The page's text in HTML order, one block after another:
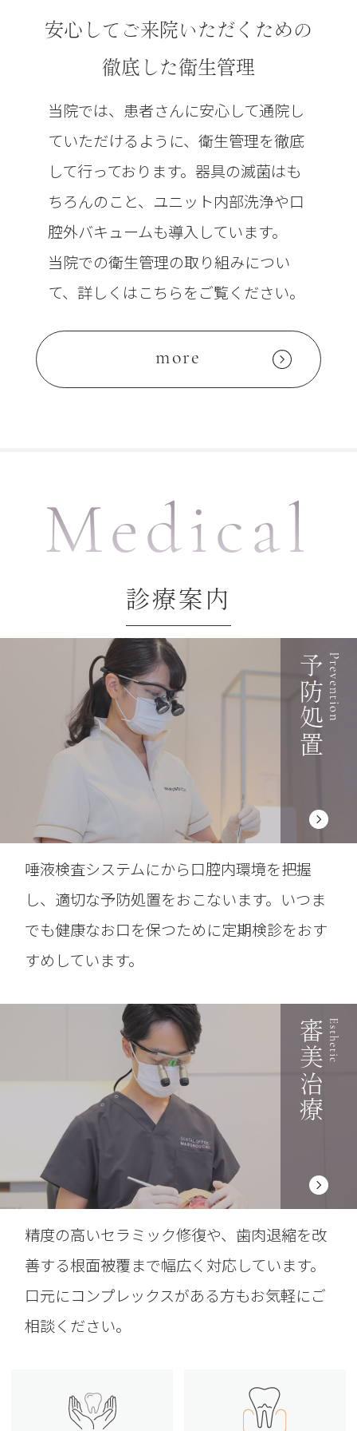
安心してご来院いただくための
徹底した衛生管理
当院では、患者さんに安心して通院し
ていただけるように、衛生管理を徹底
して行っております。器具の滅菌はも
ちろんのこと、ユニット内部洗浄や口
腔外バキュームも導入しています。
当院での衛生管理の取り組みについ
て、詳しくはこちらをご覧ください。
more
Medical
診療案内
予防処置
唾液検査システムにから口腔内環境を把握
し、適切な予防処置をおこないます。いつま
でも健康なお口を保つために定期検診をおす
すめしています。
審美治療
精度の高いセラミック修復や、歯肉退縮を改
善する根面被覆まで幅広く対応しています。
口元にコンプレックスがある方もお気軽にご
相談ください。